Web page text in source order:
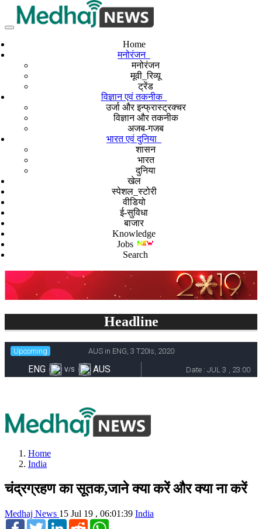
Home
मनोरंजन
मनोरंजन
मूवी_रिव्यू
ट्रेंड
विज्ञान एवं तकनीक
उर्जा और इन्फ्रास्ट्रक्चर
विज्ञान और तकनीक
अजब-गजब
भारत एवं दुनिया
शासन
भारत
दुनिया
खेल
स्पेशल_स्टोरी
वीडियो
ई-सुविधा
बाजार
Knowledge
Jobs
Search
Headline
Home
India
चंद्रग्रहण का सूतक,जाने क्या करें और क्या ना करें
Medhaj News 15 Jul 19 , 06:01:39 India
FacebookTwitterLinkedInReddit